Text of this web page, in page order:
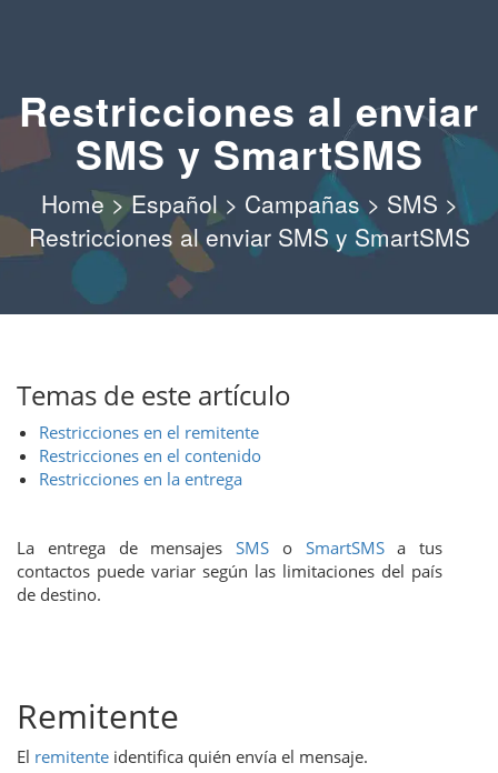
Restricciones al enviar
SMS y SmartSMS
Home > Español > Campañas > SMS >
Restricciones al enviar SMS y SmartSMS
Temas de este artículo
Restricciones en el remitente
Restricciones en el contenido
Restricciones en la entrega
La entrega de mensajes SMS o SmartSMSa tus
contactos puede variar según las limitaciones del país
de destino.
Remitente
El remitente identifica quién envía el mensaje.